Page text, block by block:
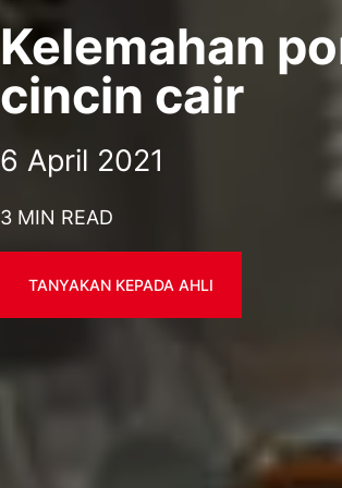
Kelemahan
cincin cair
6 April 2021
3 MIN READ
TANYAKAN KEPADA AHLI